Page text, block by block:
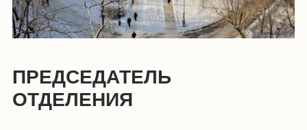
ПРЕДСЕДАТЕЛЬ
ОТДЕЛЕНИЯ